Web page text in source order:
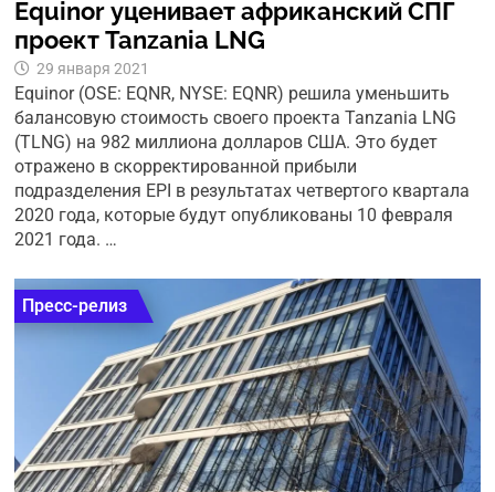
Equinor уценивает африканский СПГ
проект Tanzania LNG
29 января 2021
Equinor (OSE: EQNR, NYSE: EQNR) решила уменьшить
балансовую стоимость своего проекта Tanzania LNG
(TLNG) на 982 миллиона долларов США. Это будет
отражено в скорректированной прибыли
подразделения EPI в результатах четвертого квартала
2020 года, которые будут опубликованы 10 февраля
2021 года. …
Пресс-релиз